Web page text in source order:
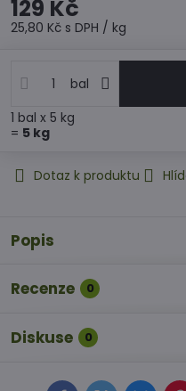
129 Kč
25,80 Kč s DPH / kg
bal
1 bal x 5 kg
= 5 kg
Dotaz k produktu
Popis
Recenze 0
Diskuse 0